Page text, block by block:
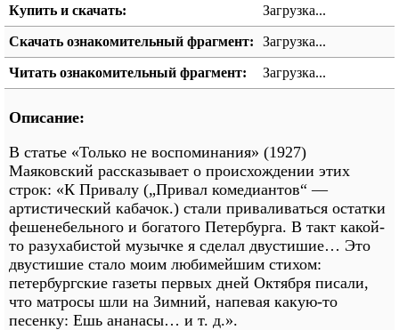
Купить и скачать: Загрузка...
Скачать ознакомительный фрагмент: Загрузка...
Читать ознакомительный фрагмент: Загрузка...
Описание:
В статье «Только не воспоминания» (1927)
Маяковский рассказывает о происхождении этих
строк: «К Привалу („Привал комедиантов“ —
артистический кабачок.) стали приваливаться остатки
фешенебельного и богатого Петербурга. В такт какой-
то разухабистой музычке я сделал двустишие… Это
двустишие стало моим любимейшим стихом:
петербургские газеты первых дней Октября писали,
что матросы шли на Зимний, напевая какую-то
песенку: Ешь ананасы… и т. д.».